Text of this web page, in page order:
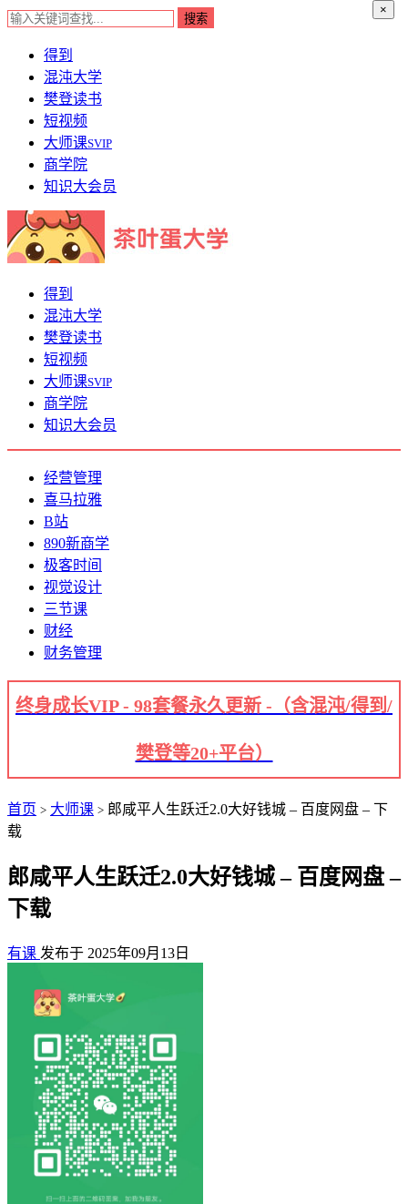
×
得到
混沌大学
樊登读书
短视频
大师课SVIP
商学院
知识大会员
得到
混沌大学
樊登读书
短视频
大师课SVIP
商学院
知识大会员
经营管理
喜马拉雅
B站
890新商学
极客时间
视觉设计
三节课
财经
财务管理
终身成长VIP - 98套餐永久更新 -（含混沌/得到/
樊登等20+平台）
首页 > 大师课 > 郎咸平人生跃迁2.0大好钱城 – 百度网盘 – 下
载
郎咸平人生跃迁2.0大好钱城 – 百度网盘 –
下载
有课 发布于 2025年09月13日